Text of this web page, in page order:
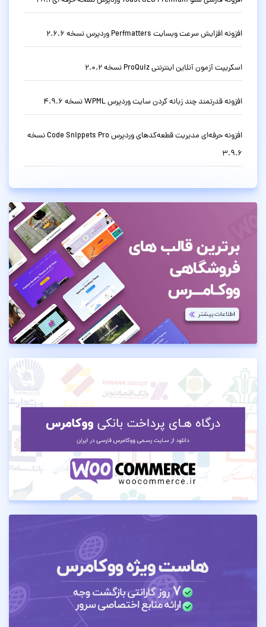
افزونه افزایش سرعت وبسایت Perfmatters وردپرس نسخه 2.6.6
اسکریپت آزمون آنلاین اینترنتی ProQuiz نسخه 2.0.2
افزونه قدرتمند چند زبانه کردن سایت وردپرس WPML نسخه 4.9.6
افزونه حرفه‌ای مدیریت قطعه‌کدهای وردپرس Code Snippets Pro نسخه
3.9.6